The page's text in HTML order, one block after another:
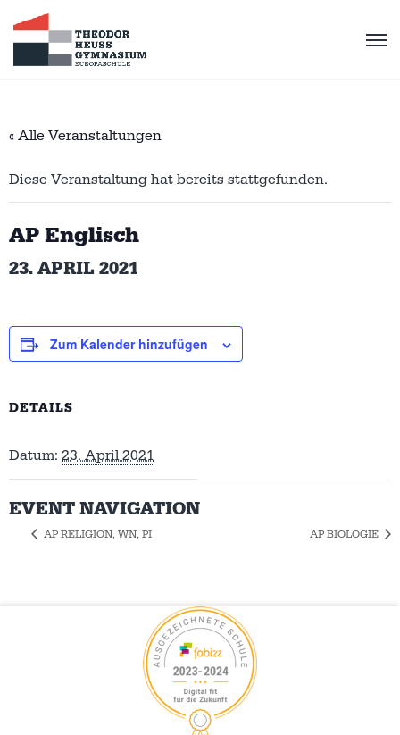
« Alle Veranstaltungen
Diese Veranstaltung hat bereits stattgefunden.
AP Englisch
23. APRIL 2021
Zum Kalender hinzufügen
DETAILS
Datum: 23. April 2021
EVENT NAVIGATION
AP RELIGION, WN, PI AP BIOLOGIE